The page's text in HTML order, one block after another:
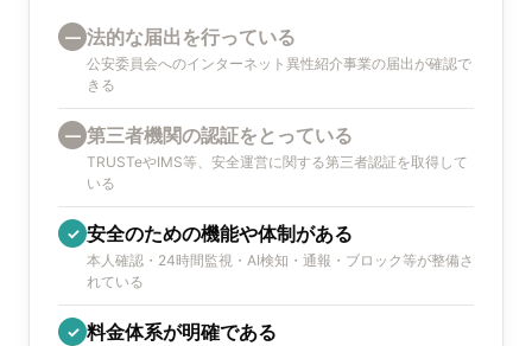
— 法的な届出を行っている
公安委員会へのインターネット異性紹介事業の届出が確認で
きる
— 第三者機関の認証をとっている
TRUSTeやIMS等、安全運営に関する第三者認証を取得して
いる
✓ 安全のための機能や体制がある
本人確認・24時間監視・AI検知・通報・ブロック等が整備さ
れている
✓ 料金体系が明確である